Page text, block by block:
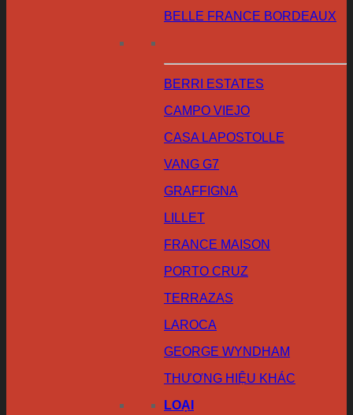
BELLE FRANCE BORDEAUX
BERRI ESTATES
CAMPO VIEJO
CASA LAPOSTOLLE
VANG G7
GRAFFIGNA
LILLET
FRANCE MAISON
PORTO CRUZ
TERRAZAS
LAROCA
GEORGE WYNDHAM
THƯƠNG HIỆU KHÁC
LOẠI